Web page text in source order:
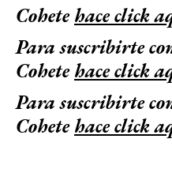
Cohetehace click
Para suscribirte
Cohetehace click
Para suscribirte
Cohetehace click